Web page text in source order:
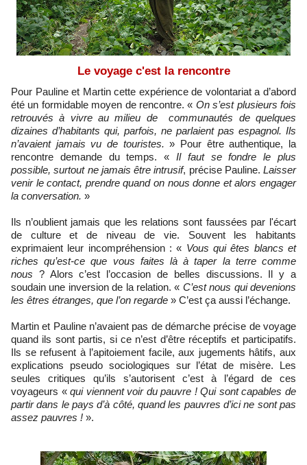
Le voyage c'est la rencontre
Pour Pauline et Martin cette expérience de volontariat a d’abord
été un formidable moyen de rencontre. « On s’est plusieurs fois
retrouvés à vivre au milieu de communautés de quelques
dizaines d’habitants qui, parfois, ne parlaient pas espagnol. Ils
n’avaient jamais vu de touristes.» Pour être authentique, la
rencontre demande du temps. « Il faut se fondre le plus
possible, surtout ne jamais être intrusif, précise Pauline. Laisser
venir le contact, prendre quand on nous donne et alors engager
la conversation. »
Ils n’oublient jamais que les relations sont faussées par l'écart
de culture et de niveau de vie. Souvent les habitants
exprimaient leur incompréhension : « Vous qui êtes blancs et
riches qu’est-ce que vous faites là à taper la terre comme
nous ? Alors c’est l’occasion de belles discussions. Il y a
soudain une inversion de la relation. « C’est nous qui devenions
les êtres étranges, que l’on regarde » C’est ça aussi l’échange.
Martin et Pauline n’avaient pas de démarche précise de voyage
quand ils sont partis, si ce n’est d’être réceptifs et participatifs.
Ils se refusent à l’apitoiement facile, aux jugements hâtifs, aux
explications pseudo sociologiques sur l’état de misère. Les
seules critiques qu’ils s’autorisent c’est à l’égard de ces
voyageurs «qui viennent voir du pauvre ! Qui sont capables de
partir dans le pays d’à côté, quand les pauvres d’ici ne sont pas
assez pauvres ! ».